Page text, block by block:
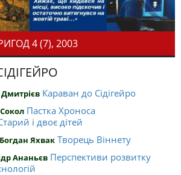
4 (7), 2003
Караван до Сідігейро
Сокол Пастка Хроноса
і двоє дітей
Богдан Яхвак Творець Віннету
Ананьєв Перспективи розвитку